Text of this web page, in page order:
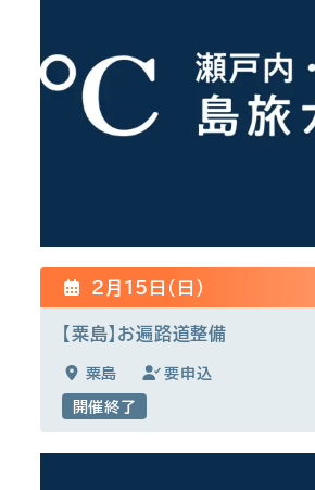
2月15日(日)
【粟島】お遍路道整備
粟島 要申込
開催終了